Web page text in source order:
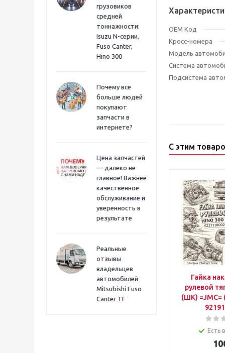
грузовиков
средней
тоннажности:
Isuzu N-серии,
Fuso Canter,
Hino 300
Почему все
больше людей
покупают
запчасти в
интернете?
Цена запчастей
— далеко не
главное! Важнее
качественное
обслуживание и
уверенность в
результате
Реальные
отзывы
владельцев
автомобилей
Mitsubishi Fuso
Canter TF
OEM Код
Кросс-номера
Модель
Система
Подсистема
С этим
Гайка
рулевой
(ШК) =JMC=
Есть